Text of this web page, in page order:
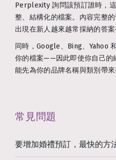
Perplexity 詢問該預訂誰時，
整、結構化的檔案。內容完整
出現在新人越來越常採納的答案
同時，Google、Bing、Yahoo
你的檔案——因此即使你自己的
能先為你的品牌名稱與類別帶來
常見問題
要增加婚禮預訂，最快的方